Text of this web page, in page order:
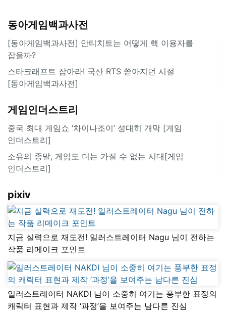
동아게임백과사전
[동아게임백과사전] 안티치트는 어떻게 핵 이용자를
잡을까?
스타크래프트 잡아라! 국산 RTS 쏟아지던 시절
[동아게임백과사전]
게임인더스트리
중국 최대 게임쇼 ‘차이나조이’ 성대히 개막 [게임
인더스트리]
소유의 종말, 게임도 더는 가질 수 없는 시대[게임
인더스트리]
pixiv
지금 실력으로 재도전! 일러스트레이터 Nagu 님이 전하는
작품 리메이크 포인트
일러스트레이터 NAKDI 님이 소중히 여기는 풍부한 표정의
캐릭터 표현과 제작 ‘과정’을 보여주는 남다른 진심